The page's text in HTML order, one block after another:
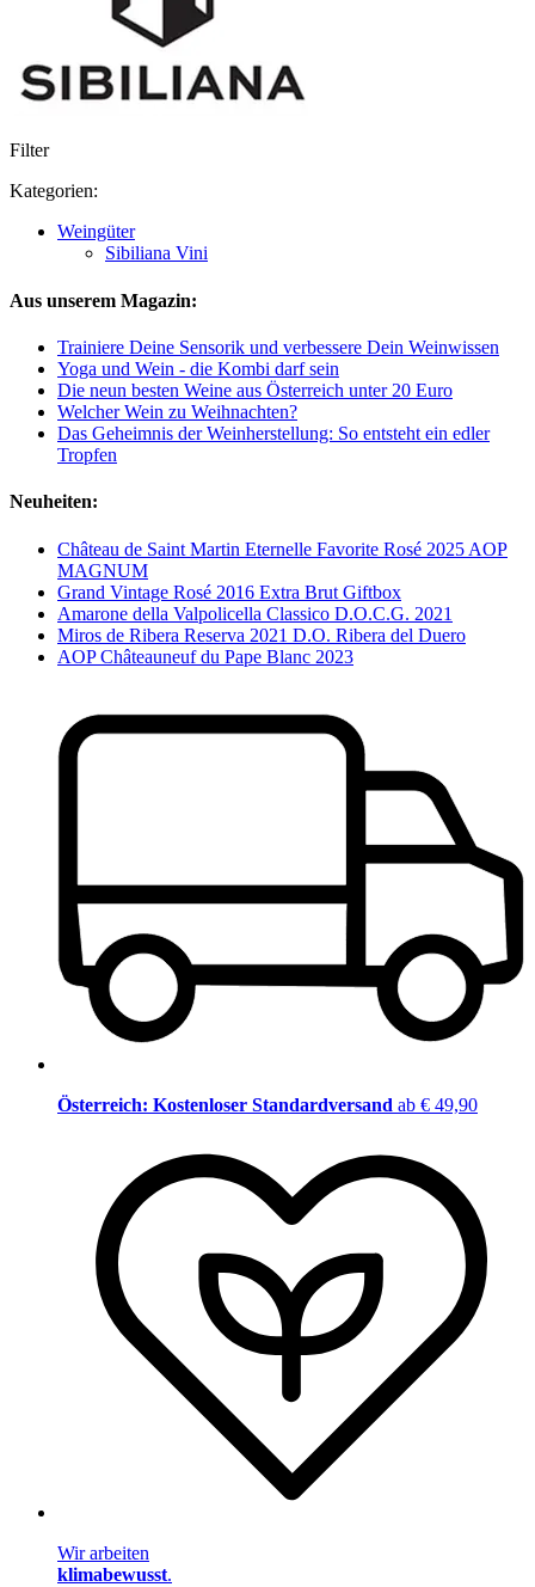
Filter
Kategorien:
Weingüter
Sibiliana Vini
Aus unserem Magazin:
Trainiere Deine Sensorik und verbessere Dein Weinwissen
Yoga und Wein - die Kombi darf sein
Die neun besten Weine aus Österreich unter 20 Euro
Welcher Wein zu Weihnachten?
Das Geheimnis der Weinherstellung: So entsteht ein edler
Tropfen
Neuheiten:
Château de Saint Martin Eternelle Favorite Rosé 2025 AOP
MAGNUM
Grand Vintage Rosé 2016 Extra Brut Giftbox
Amarone della Valpolicella Classico D.O.C.G. 2021
Miros de Ribera Reserva 2021 D.O. Ribera del Duero
AOP Châteauneuf du Pape Blanc 2023
Österreich: Kostenloser Standardversand ab € 49,90
Wir arbeiten
klimabewusst.